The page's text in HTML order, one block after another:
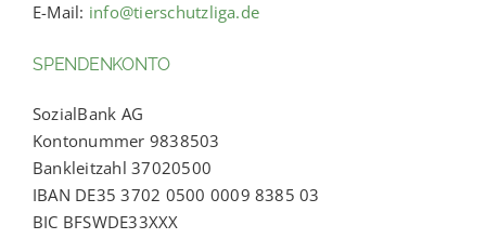
E-Mail: info@tierschutzliga.de
SPENDENKONTO
SozialBank AG
Kontonummer 9838503
Bankleitzahl 37020500
IBAN DE35 3702 0500 0009 8385 03
BIC BFSWDE33XXX